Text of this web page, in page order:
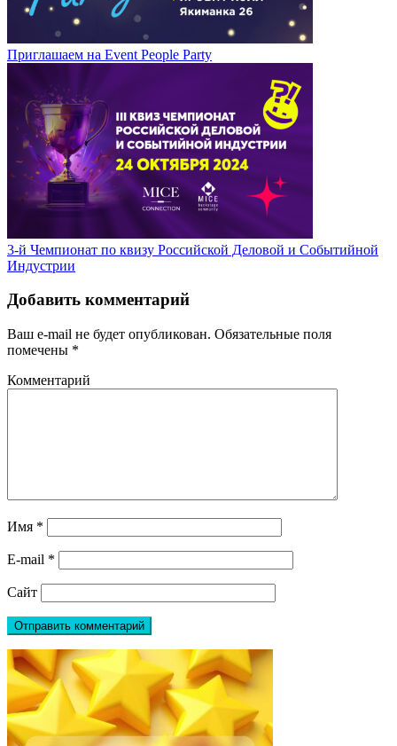
Приглашаем на Event People Party
3-й Чемпионат по квизу Российской Деловой и Событийной
Индустрии
Добавить комментарий
Ваш e-mail не будет опубликован. Обязательные поля
помечены *
Комментарий
Имя *
E-mail *
Сайт